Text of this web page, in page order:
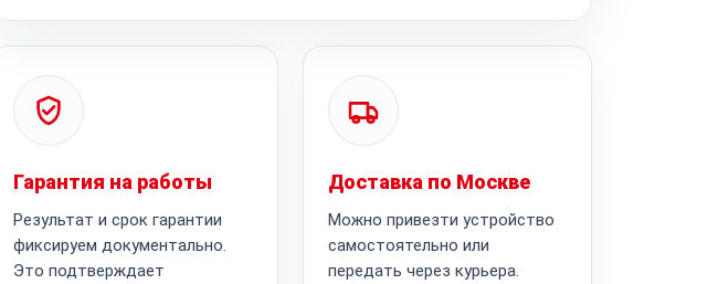
Гарантия на работы
Результат и срок гарантии
фиксируем документально.
Это подтверждает
Доставка по Москве
Можно привезти устройство
самостоятельно или
передать через курьера.